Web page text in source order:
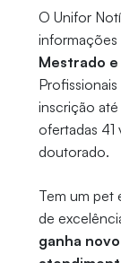
O Unifor
informações
Mestrado
inscrição
ofertadas 41
doutorado.
Tem um pet
de
ganha